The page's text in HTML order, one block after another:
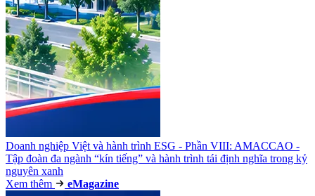
Doanh nghiệp Việt và hành trình ESG - Phần VIII: AMACCAO -
Tập đoàn đa ngành “kín tiếng” và hành trình tái định nghĩa trong kỷ
nguyên xanh
Xem thêm
eMagazine